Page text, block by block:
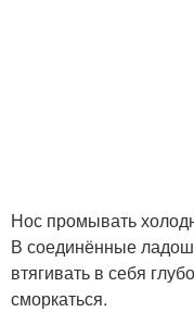
Нос промывать
В соединённые
втягивать в себя
сморкаться.